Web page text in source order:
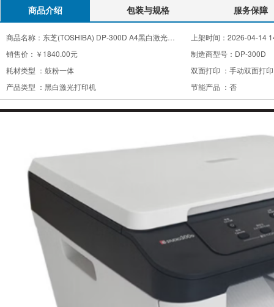
商品介绍 包装与规格 服务保障
商品名称： 东芝(TOSHIBA) DP-300D A4黑白激光双面打印多功能一体机 30页/分钟 上架时间： 2026-04-14
销售价： ￥1840.00元 制造商型号： DP-300D
耗材类型 ： 鼓粉一体 双面打印 ： 手动双面打印
产品类型 ： 黑白激光打印机 节能产品 ： 否